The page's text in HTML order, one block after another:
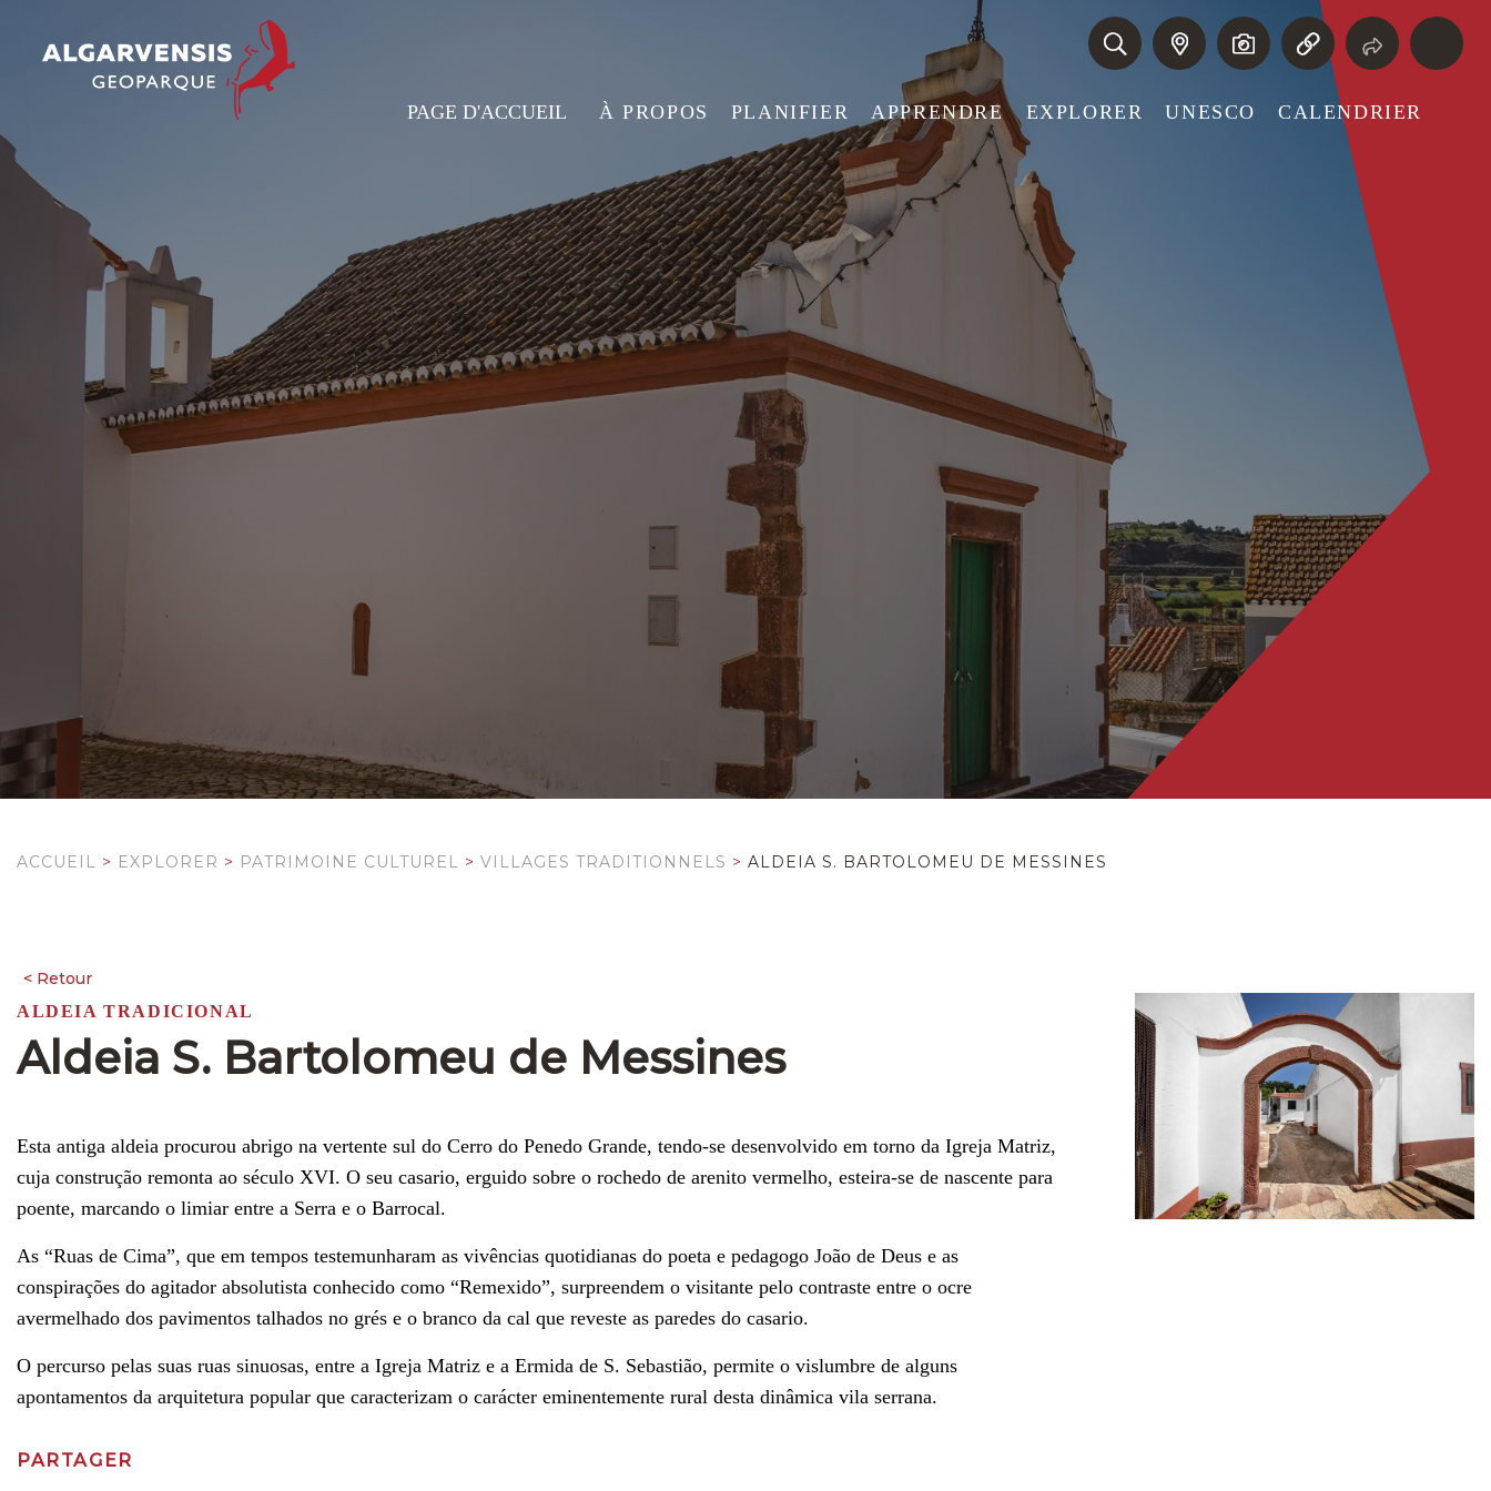
PAGE D'ACCUEIL À PROPOS PLANIFIER APPRENDRE EXPLORER UNESCO CALENDRIER
ACCUEIL > EXPLORER > PATRIMOINE CULTUREL > VILLAGES TRADITIONNELS > ALDEIA S. BARTOLOMEU DE MESSINES
ALDEIA TRADICIONAL
Aldeia S. Bartolomeu de Messines
Esta antiga aldeia procurou abrigo na vertente sul do Cerro do Penedo Grande, tendo-se desenvolvido em torno da Igreja Matriz,
cuja construção remonta ao século XVI. O seu casario, erguido sobre o rochedo de arenito vermelho, esteira-se de nascente para
poente, marcando o limiar entre a Serra e o Barrocal.
As “Ruas de Cima”, que em tempos testemunharam as vivências quotidianas do poeta e pedagogo João de Deus e as
conspirações do agitador absolutista conhecido como “Remexido”, surpreendem o visitante pelo contraste entre o ocre
avermelhado dos pavimentos talhados no grés e o branco da cal que reveste as paredes do casario.
O percurso pelas suas ruas sinuosas, entre a Igreja Matriz e a Ermida de S. Sebastião, permite o vislumbre de alguns
apontamentos da arquitetura popular que caracterizam o carácter eminentemente rural desta dinâmica vila serrana.
PARTAGER